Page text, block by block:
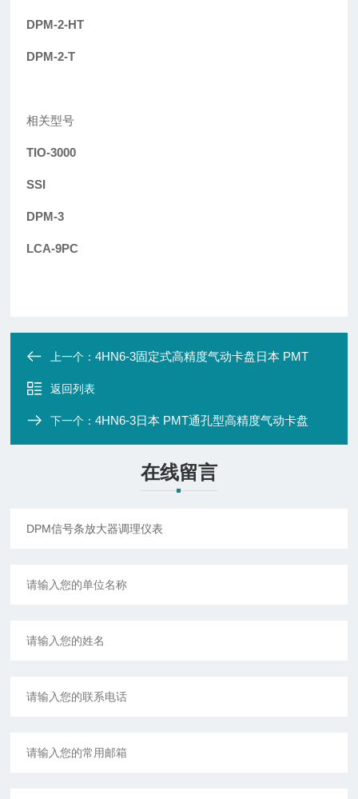
DPM-2-HT
DPM-2-T
相关型号
TIO-3000
SSI
DPM-3
LCA-9PC
上一个：4HN6-3固定式高精度气动卡盘日本 PMT
返回列表
下一个：4HN6-3日本 PMT通孔型高精度气动卡盘
在线留言